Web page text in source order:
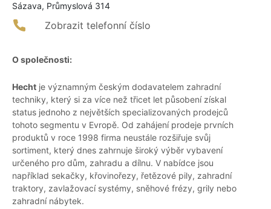
Sázava, Průmyslová 314
Zobrazit telefonní číslo
O společnosti:
Hecht je významným českým dodavatelem zahradní
techniky, který si za více než třicet let působení získal
status jednoho z největších specializovaných prodejců
tohoto segmentu v Evropě. Od zahájení prodeje prvních
produktů v roce 1998 firma neustále rozšiřuje svůj
sortiment, který dnes zahrnuje široký výběr vybavení
určeného pro dům, zahradu a dílnu. V nabídce jsou
například sekačky, křovinořezy, řetězové pily, zahradní
traktory, zavlažovací systémy, sněhové frézy, grily nebo
zahradní nábytek.